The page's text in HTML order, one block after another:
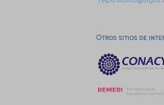
Otros sitios de